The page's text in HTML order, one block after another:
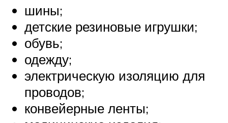
шины;
детские резиновые игрушки;
обувь;
одежду;
электрическую изоляцию для
проводов;
конвейерные ленты;